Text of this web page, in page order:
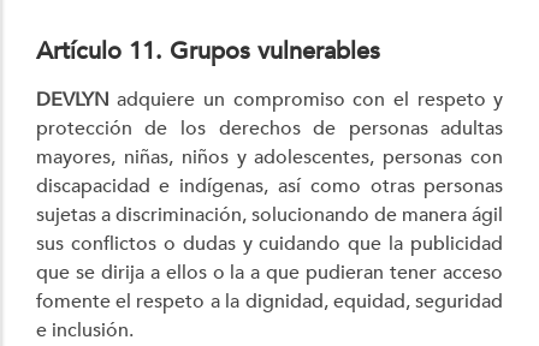
Artículo 11. Grupos vulnerables
DEVLYN adquiere un compromiso con el respeto y
protección de los derechos de personas adultas
mayores, niñas, niños y adolescentes, personas con
discapacidad e indígenas, así como otras personas
sujetas a discriminación, solucionando de manera ágil
sus conflictos o dudas y cuidando que la publicidad
que se dirija a ellos o la a que pudieran tener acceso
fomente el respeto a la dignidad, equidad, seguridad
e inclusión.